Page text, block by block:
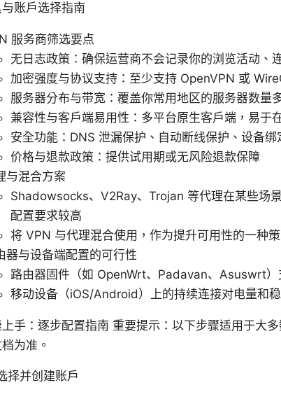
账户选择指南
服务商筛选要点
无日志政策：确保运营商不会记录你的浏览活动、
加密强度与协议支持：至少支持 OpenVPN 或
服务器分布与带宽：覆盖你常用地区的服务器数量
兼容性与客户端易用性：多平台原生客户端，易于
安全功能：DNS 泄漏保护、自动断线保护、设备绑
价格与退款政策：提供试用期或无风险退款保障
与混合方案
Shadowsocks、V2Ray、Trojan 等代理在某些场
配置要求较高
将 VPN 与代理混合使用，作为提升可用性的一种
器与设备端配置的可行性
路由器固件（如 OpenWrt、Padavan、Asuswrt）
移动设备（iOS/Android）上的持续连接对电量和
上手：逐步配置指南 重要提示：以下步骤适用于大
为准。
择并创建账户